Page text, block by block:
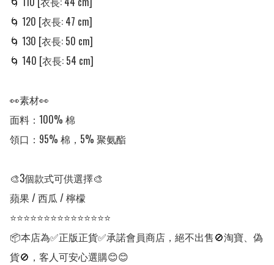
🌀 120 [衣長: 47 cm]
🌀 130 [衣長: 50 cm]
🌀 140 [衣長: 54 cm]
👀素材👀
面料：100% 棉
領口：95% 棉，5% 聚氨酯
🎨3個款式可供選擇🎨
蘋果 / 西瓜 / 檸檬
⭐⭐⭐⭐⭐⭐⭐⭐⭐⭐⭐⭐⭐⭐⭐
📦本店為✅正版正貨✅承諾會員商店，絕不出售🚫淘寶、偽
貨🚫，客人可安心選購😊😊